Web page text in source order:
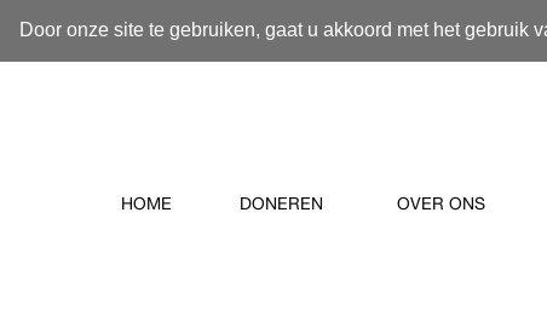
Door onze site te gebruiken, gaat u akkoord met het gebruik
HOME DONEREN OVER ONS